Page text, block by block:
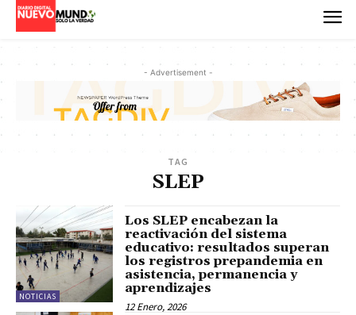
- Advertisement -
TAG
SLEP
NOTICIAS
Los SLEP encabezan la
reactivación del sistema
educativo: resultados superan
los registros prepandemia en
asistencia, permanencia y
aprendizajes
12 Enero, 2026